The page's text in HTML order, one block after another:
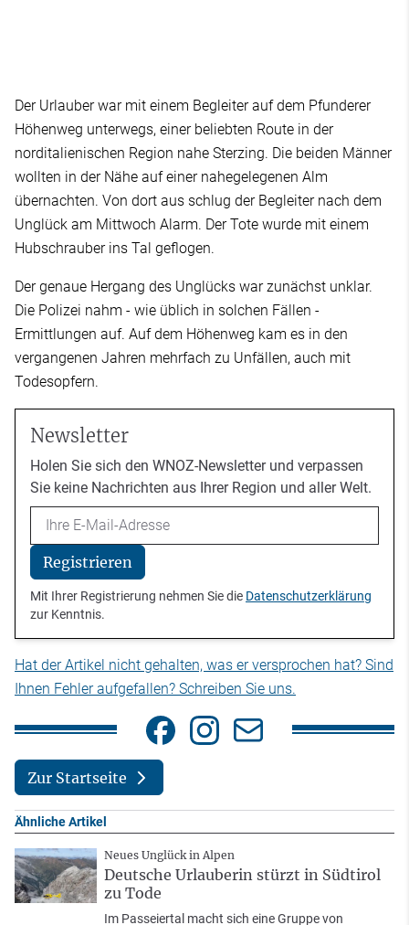
Der Urlauber war mit einem Begleiter auf dem Pfunderer
Höhenweg unterwegs, einer beliebten Route in der
norditalienischen Region nahe Sterzing. Die beiden Männer
wollten in der Nähe auf einer nahegelegenen Alm
übernachten. Von dort aus schlug der Begleiter nach dem
Unglück am Mittwoch Alarm. Der Tote wurde mit einem
Hubschrauber ins Tal geflogen.
Der genaue Hergang des Unglücks war zunächst unklar.
Die Polizei nahm - wie üblich in solchen Fällen -
Ermittlungen auf. Auf dem Höhenweg kam es in den
vergangenen Jahren mehrfach zu Unfällen, auch mit
Todesopfern.
Newsletter
Holen Sie sich den WNOZ-Newsletter und verpassen
Sie keine Nachrichten aus Ihrer Region und aller Welt.
Email
Registrieren
Mit Ihrer Registrierung nehmen Sie die Datenschutzerklärung
zur Kenntnis.
Hat der Artikel nicht gehalten, was er versprochen hat? Sind
Ihnen Fehler aufgefallen? Schreiben Sie uns.
Zur Startseite
Ähnliche Artikel
Neues Unglück in Alpen
Deutsche Urlauberin stürzt in Südtirol
zu Tode
Im Passeiertal macht sich eine Gruppe von